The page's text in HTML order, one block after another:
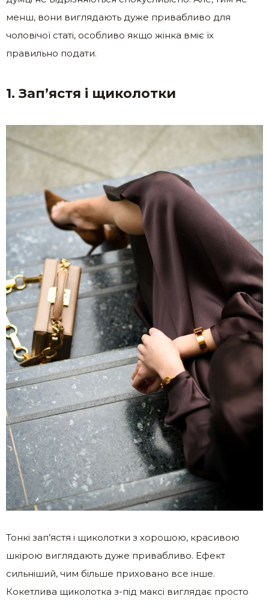
менш, вони виглядають дуже привабливо для
чоловічої статі, особливо якщо жінка вміє їх
правильно подати.
1. Зап’ястя і щиколотки
Тонкі зап’ястя і щиколотки з хорошою, красивою
шкірою виглядають дуже привабливо. Ефект
сильніший, чим більше приховано все інше.
Кокетлива щиколотка з-під максі виглядає просто